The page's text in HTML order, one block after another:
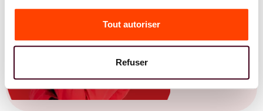
Tout autoriser
Refuser